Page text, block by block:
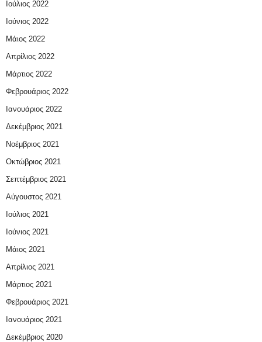
Ιούλιος 2022
Ιούνιος 2022
Μάιος 2022
Απρίλιος 2022
Μάρτιος 2022
Φεβρουάριος 2022
Ιανουάριος 2022
Δεκέμβριος 2021
Νοέμβριος 2021
Οκτώβριος 2021
Σεπτέμβριος 2021
Αύγουστος 2021
Ιούλιος 2021
Ιούνιος 2021
Μάιος 2021
Απρίλιος 2021
Μάρτιος 2021
Φεβρουάριος 2021
Ιανουάριος 2021
Δεκέμβριος 2020